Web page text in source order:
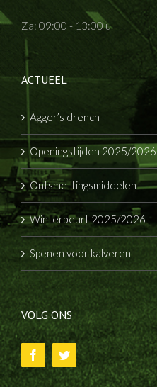
Za: 09:00 - 13:00 u
ACTUEEL
Agger’s drench
Openingstijden 2025/2026
Ontsmettingsmiddelen
Winterbeurt 2025/2026
Spenen voor kalveren
VOLG ONS